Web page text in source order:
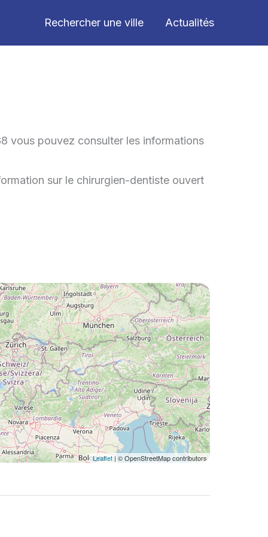
Rechercher une ville Actualités
vous pouvez consulter les informations
sur le chirurgien-dentiste ouvert
Leaflet| © OpenStreetMap contributors